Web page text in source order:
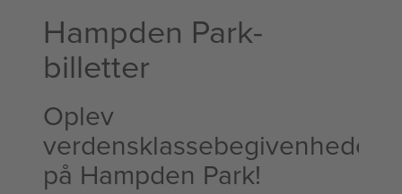
Hampden Park-
billetter
Oplev
verdensklassebegivenheder
på Hampden Park!